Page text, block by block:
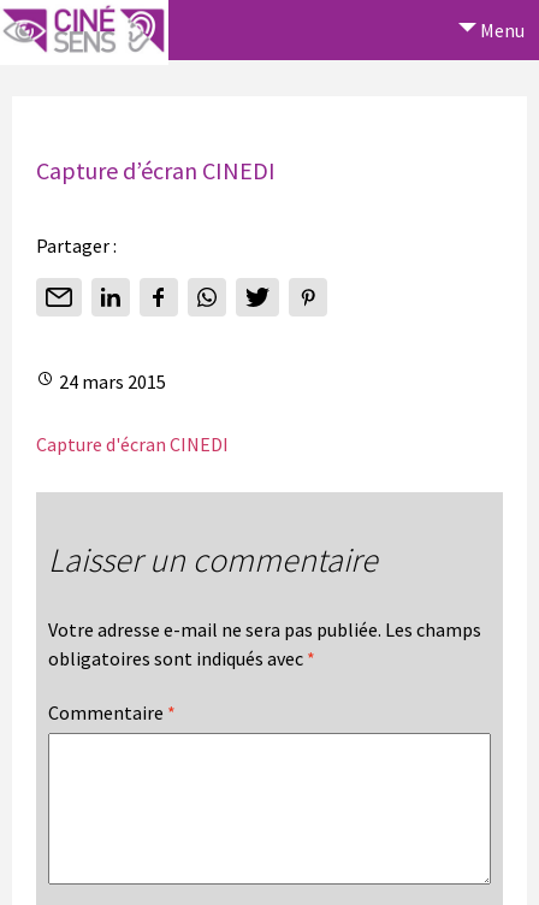
Menu
Capture d’écran CINEDI
Partager :
24 mars 2015
Capture d'écran CINEDI
Laisser un commentaire
Votre adresse e-mail ne sera pas publiée. Les champs
obligatoires sont indiqués avec *
Commentaire *